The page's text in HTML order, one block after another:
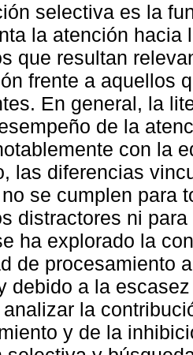
selectiva es la
la atención hacia
que resultan
frente a aquellos
En general, la
de la
con la
las diferencias
se cumplen para
distractores ni
ha explorado la
de procesamiento
debido a la
la
y de la